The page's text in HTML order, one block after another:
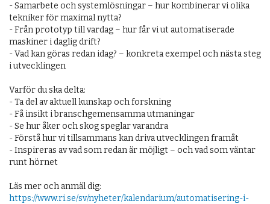
- Samarbete och systemlösningar – hur kombinerar vi olika
tekniker för maximal nytta?
- Från prototyp till vardag – hur får vi ut automatiserade
maskiner i daglig drift?
- Vad kan göras redan idag? – konkreta exempel och nästa steg
i utvecklingen
Varför du ska delta:
- Ta del av aktuell kunskap och forskning
- Få insikt i branschgemensamma utmaningar
- Se hur åker och skog speglar varandra
- Förstå hur vi tillsammans kan driva utvecklingen framåt
- Inspireras av vad som redan är möjligt – och vad som väntar
runt hörnet
Läs mer och anmäl dig:
https://www.ri.se/sv/nyheter/kalendarium/automatisering-i-